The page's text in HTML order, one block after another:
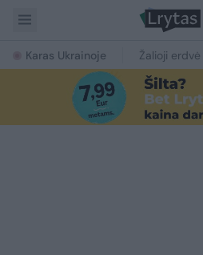
Karas Ukrainoje Žalioji erdvė